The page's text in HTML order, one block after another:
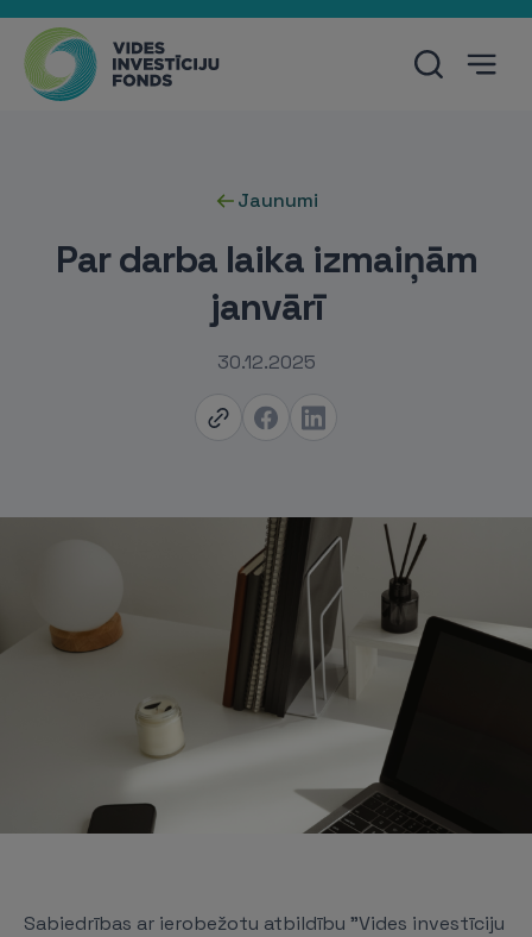
Jaunumi
Par darba laika izmaiņām
janvārī
30.12.2025
Sabiedrības ar ierobežotu atbildību "Vides investīciju